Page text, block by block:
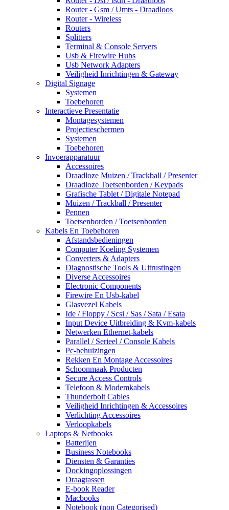
Router - Gsm / Umts - Draadloos
Router - Wireless
Routers
Splitters
Terminal & Console Servers
Usb & Firewire Hubs
Usb Network Adapters
Veiligheid Inrichtingen & Gateway
Digital Signage
Systemen
Toebehoren
Interactieve Presentatie
Montagesystemen
Projectieschermen
Systemen
Toebehoren
Invoerapparatuur
Accessoires
Draadloze Muizen / Trackball / Presenter
Draadloze Toetsenborden / Keypads
Grafische Tablet / Digitale Notepad
Muizen / Trackball / Presenter
Pennen
Toetsenborden / Toetsenborden
Kabels En Toebehoren
Afstandsbedieningen
Computer Koeling Systemen
Converters & Adapters
Diagnostische Tools & Uitrustingen
Diverse Accessoires
Electronic Components
Firewire En Usb-kabel
Glasvezel Kabels
Ide / Floppy / Scsi / Sas / Sata / Esata
Input Device Uitbreiding & Kvm-kabels
Netwerken Ethernet-kabels
Parallel / Serieel / Console Kabels
Pc-behuizingen
Rekken En Montage Accessoires
Schoonmaak Producten
Secure Access Controls
Telefoon & Modemkabels
Thunderbolt Cables
Veiligheid Inrichtingen & Accessoires
Verlichting Accessoires
Verloopkabels
Laptops & Netbooks
Batterijen
Business Notebooks
Diensten & Garanties
Dockingoplossingen
Draagtassen
E-book Reader
Macbooks
Notebook (non Categorised)